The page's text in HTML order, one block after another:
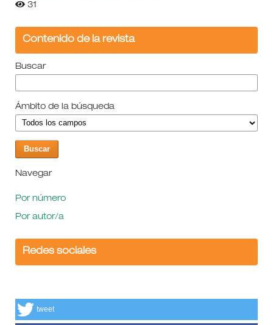
31
Contenido de la revista
Buscar
Ámbito de la búsqueda
Navegar
Por número
Por autor/a
Redes sociales
tweet